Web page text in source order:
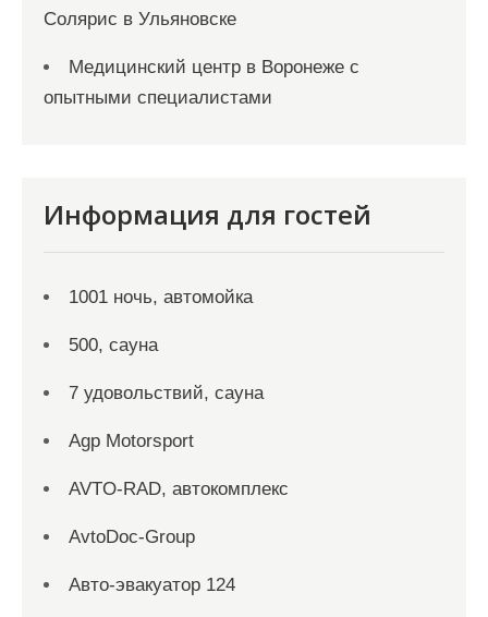
Солярис в Ульяновске
Медицинский центр в Воронеже с
опытными специалистами
Информация для гостей
1001 ночь, автомойка
500, сауна
7 удовольствий, сауна
Agp Motorsport
AVTO-RAD, автокомплекс
AvtoDoc-Group
Aвто-эвакуатор 124